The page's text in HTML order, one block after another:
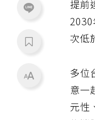
提前
次低
多位
意一
元性